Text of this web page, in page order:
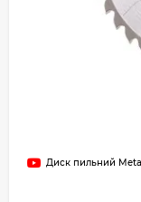
Диск пильний